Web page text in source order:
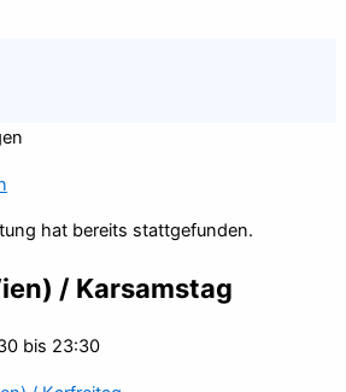
hat bereits stattgefunden.
/ Karsamstag
bis 23:30